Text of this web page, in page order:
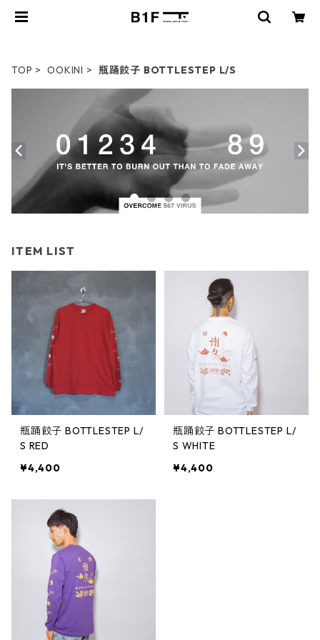
TOP OOKINI 瓶踊餃子 BOTTLESTEP L/S
ITEM LIST
瓶踊餃子 BOTTLESTEP L/
S RED
¥4,400
瓶踊餃子 BOTTLESTEP L/
S WHITE
¥4,400